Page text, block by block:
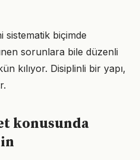
sistematik biçimde
sorunlara bile düzenli
kılıyor. Disiplinli bir yapı,
konusunda